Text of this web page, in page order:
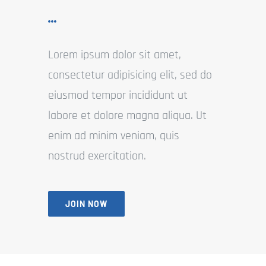
Lorem ipsum dolor sit amet,
consectetur adipisicing elit, sed do
eiusmod tempor incididunt ut
labore et dolore magna aliqua. Ut
enim ad minim veniam, quis
nostrud exercitation.
JOIN NOW